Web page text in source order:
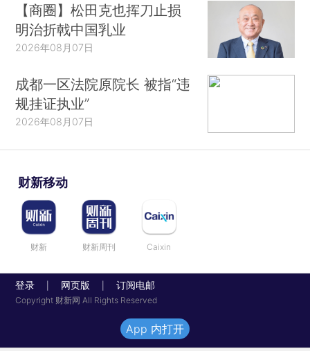
【商圈】松田克也挥刀止损
明治折戟中国乳业
2026年08月07日
成都一区法院原院长 被指“违
规挂证执业”
2026年08月07日
财新移动
财新 财新周刊 Caixin
登录 网页版 订阅电邮
Copyright 财新网 All Rights Reserved
App 内打开